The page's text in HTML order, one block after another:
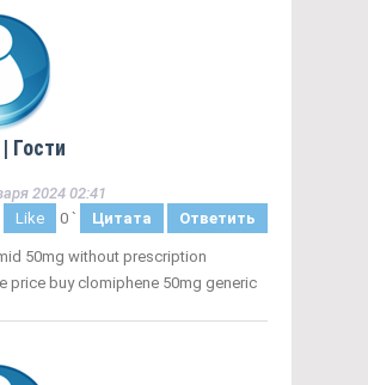
| Гости
2024 02:41
Like
0 ` Цитата Ответить
50mg without prescription
price buy clomiphene 50mg generic